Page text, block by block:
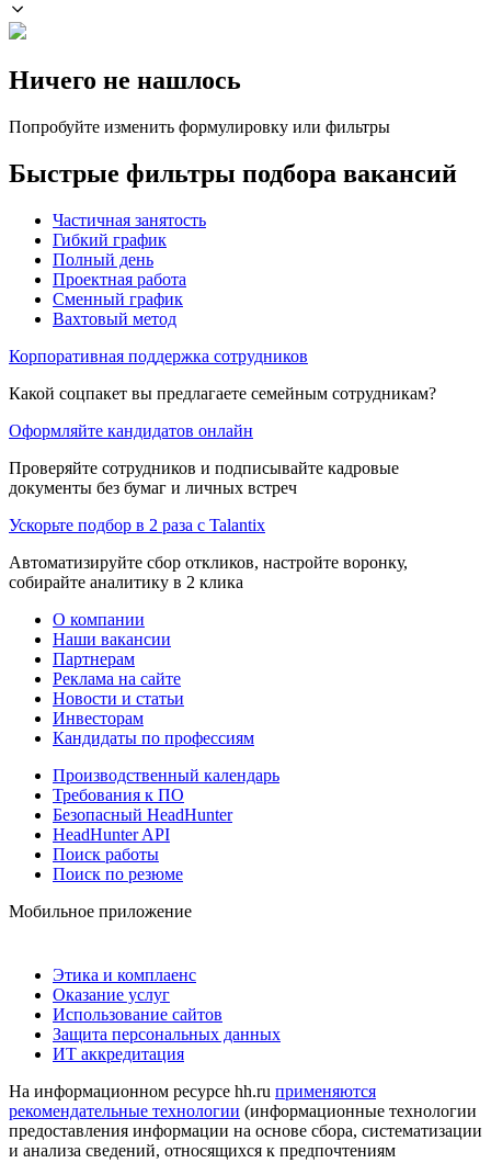
Ничего не нашлось
Попробуйте изменить формулировку или фильтры
Быстрые фильтры подбора вакансий
Частичная занятость
Гибкий график
Полный день
Проектная работа
Сменный график
Вахтовый метод
Корпоративная поддержка сотрудников
Какой соцпакет вы предлагаете семейным сотрудникам?
Оформляйте кандидатов онлайн
Проверяйте сотрудников и подписывайте кадровые
документы без бумаг и личных встреч
Ускорьте подбор в 2 раза с Talantix
Автоматизируйте сбор откликов, настройте воронку,
собирайте аналитику в 2 клика
О компании
Наши вакансии
Партнерам
Реклама на сайте
Новости и статьи
Инвесторам
Кандидаты по профессиям
Производственный календарь
Требования к ПО
Безопасный HeadHunter
HeadHunter API
Поиск работы
Поиск по резюме
Мобильное приложение
Этика и комплаенс
Оказание услуг
Использование сайтов
Защита персональных данных
ИТ аккредитация
На информационном ресурсе hh.ru применяются
рекомендательные технологии (информационные технологии
предоставления информации на основе сбора, систематизации
и анализа сведений, относящихся к предпочтениям